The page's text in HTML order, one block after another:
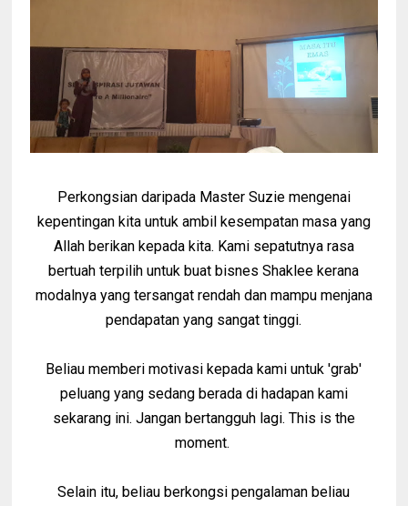
Perkongsian daripada Master Suzie mengenai
kepentingan kita untuk ambil kesempatan masa yang
Allah berikan kepada kita. Kami sepatutnya rasa
bertuah terpilih untuk buat bisnes Shaklee kerana
modalnya yang tersangat rendah dan mampu menjana
pendapatan yang sangat tinggi.
Beliau memberi motivasi kepada kami untuk 'grab'
peluang yang sedang berada di hadapan kami
sekarang ini. Jangan bertangguh lagi. This is the
moment.
Selain itu, beliau berkongsi pengalaman beliau